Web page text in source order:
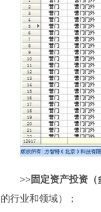
>>固定资产投资（
的行业和领域）；